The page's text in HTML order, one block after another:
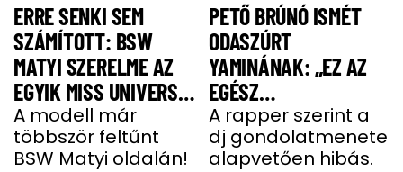
ERRE SENKI SEM
SZÁMÍTOTT: BSW
MATYI SZERELME AZ
EGYIK MISS UNIVERSE
HUNGARY VERSENYZŐ
A modell már
többször feltűnt
BSW Matyi oldalán!
PETŐ BRÚNÓ ISMÉT
ODASZÚRT
YAMINÁNAK: „EZ AZ
EGÉSZ
GONDOLATMENET
ZSÁKUTCA”
A rapper szerint a
dj gondolatmenete
alapvetően hibás.